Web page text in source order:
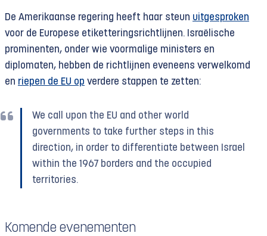
De Amerikaanse regering heeft haar steun uitgesproken
voor de Europese etiketterings­richtlijnen. Israëlische
prominenten, onder wie voormalige ministers en
diplomaten, hebben de richtlijnen eveneens verwelkomd
en riepen de EU op verdere stappen te zetten:
We call upon the EU and other world
governments to take further steps in this
direction, in order to differentiate between Israel
within the 1967 borders and the occupied
territories.
Komende evenementen